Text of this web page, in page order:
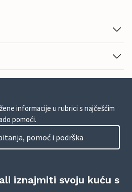
informacije u rubrici s najčešćim
pomoći.
pomoć i podrška
iznajmiti svoju kuću s